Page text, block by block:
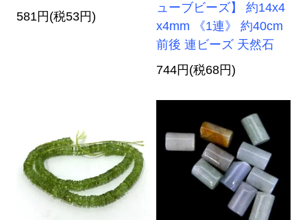
581円(税53円)
ューブビーズ】 約14x4
x4mm 《1連》 約40cm
前後 連ビーズ 天然石
744円(税68円)